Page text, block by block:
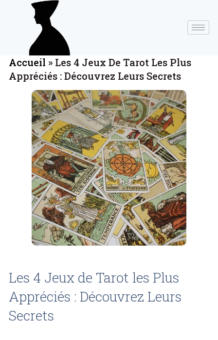
Accueil » Les 4 Jeux De Tarot Les Plus
Appréciés : Découvrez Leurs Secrets
Les 4 Jeux de Tarot les Plus
Appréciés : Découvrez Leurs
Secrets